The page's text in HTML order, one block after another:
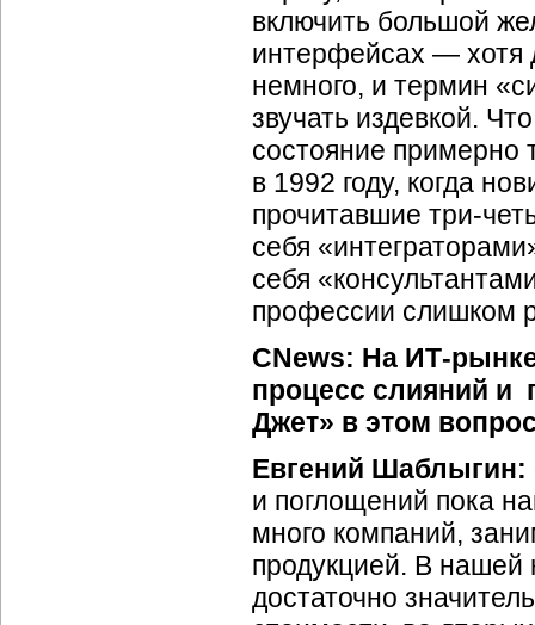
включить большой
интерфейсах — хотя
немного, и термин
звучать издевкой.
состояние примерно
в 1992 году, когда
прочитавшие три-
себя
себя
профессии слишком
CNews: На ИТ-
процесс слияний и
Джет» в этом
Евгений Шаблыгин:
и поглощений пока
много компаний,
продукцией. В
достаточно